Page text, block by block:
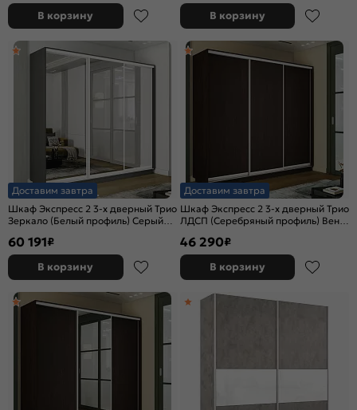
В корзину В корзину
Доставим завтра
Шкаф Экспресс 2 3-х дверный Трио
Зеркало (Белый профиль) Серый
60 191₽
В корзину
Доставим завтра
Шкаф Экспресс 2 3-х дверный Трио
ЛДСП (Серебряный профиль) Венге
46 290₽
В корзину